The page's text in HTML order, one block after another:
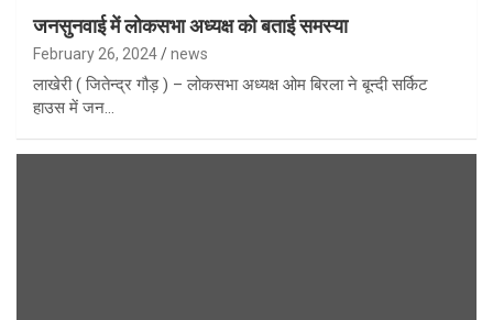
जनसुनवाई में लोकसभा अध्यक्ष को बताई समस्या
February 26, 2024 news
लाखेरी ( जितेन्द्र गौड़ ) – लोकसभा अध्यक्ष ओम बिरला ने बून्दी सर्किट
हाउस में जन…